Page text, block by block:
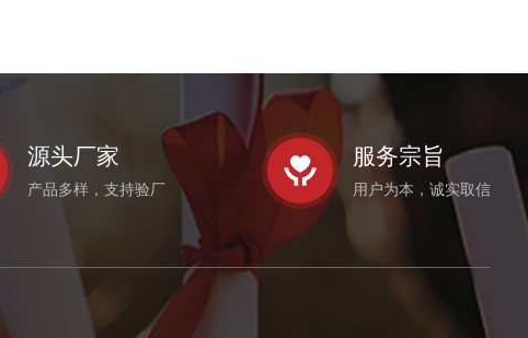
源头厂家
产品多样，支持验厂
服务宗旨
用户为本，诚实取信